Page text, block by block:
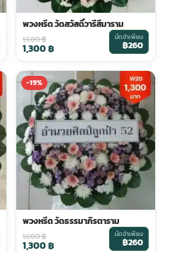
พวงหรีด วัดสวัสดิ์วารีสีมาราม
1,600฿
1,300฿
มัดจำเพียง
฿260
-19%
พวงหรีด วัดธรรมาภิรตาราม
1,600฿
1,300฿
มัดจำเพียง
฿260